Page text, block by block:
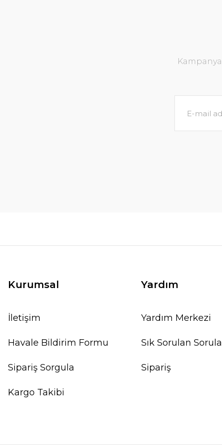
Kurumsal
İletişim
Havale Bildirim Formu
Sipariş Sorgula
Kargo Takibi
Yardım
Yardım Merkezi
Sık Sorulan
Sipariş